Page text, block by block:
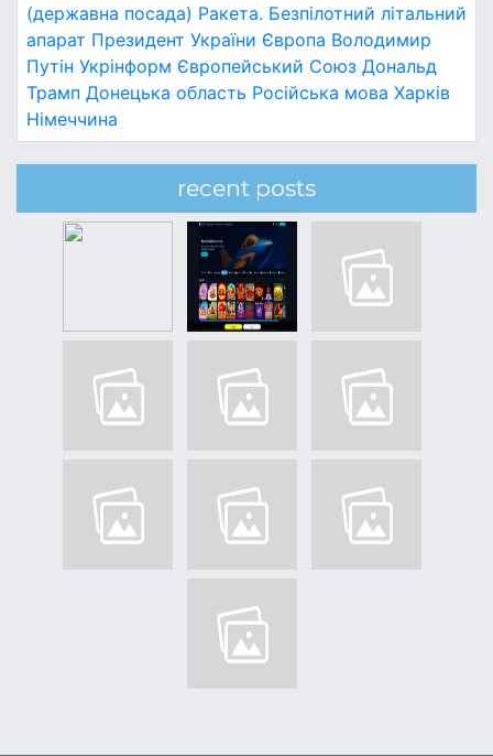
(державна посада) Ракета. Безпілотний літальний
апарат Президент України Європа Володимир
Путін Укрінформ Європейський Союз Дональд
Трамп Донецька область Російська мова Харків
Німеччина
recent posts